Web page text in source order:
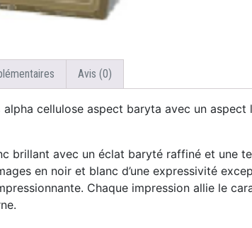
Avis (0)
cellulose aspect baryta avec un
brillant avec un éclat baryté raffiné et une
en noir et blanc d’une expressivité
Chaque impression allie le